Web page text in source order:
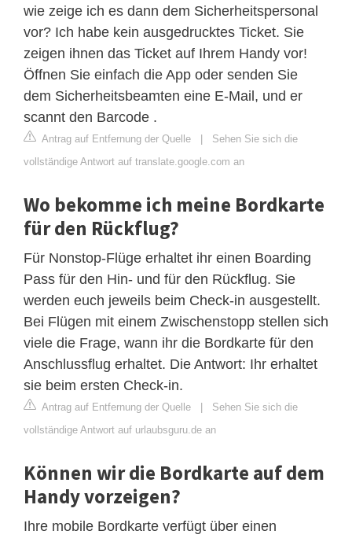
wie zeige ich es dann dem Sicherheitspersonal
vor? Ich habe kein ausgedrucktes Ticket. Sie
zeigen ihnen das Ticket auf Ihrem Handy vor!
Öffnen Sie einfach die App oder senden Sie
dem Sicherheitsbeamten eine E-Mail, und er
scannt den Barcode .
Antrag auf Entfernung der Quelle | Sehen Sie sich die
vollständige Antwort auf translate.google.com an
Wo bekomme ich meine Bordkarte
für den Rückflug?
Für Nonstop-Flüge erhaltet ihr einen Boarding
Pass für den Hin- und für den Rückflug. Sie
werden euch jeweils beim Check-in ausgestellt.
Bei Flügen mit einem Zwischenstopp stellen sich
viele die Frage, wann ihr die Bordkarte für den
Anschlussflug erhaltet. Die Antwort: Ihr erhaltet
sie beim ersten Check-in.
Antrag auf Entfernung der Quelle | Sehen Sie sich die
vollständige Antwort auf urlaubsguru.de an
Können wir die Bordkarte auf dem
Handy vorzeigen?
Ihre mobile Bordkarte verfügt über einen